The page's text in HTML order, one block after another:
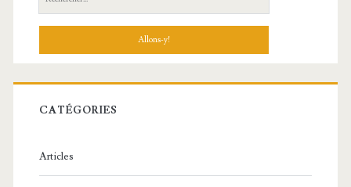
e
h
r
c
:
CATÉGORIES
Articles